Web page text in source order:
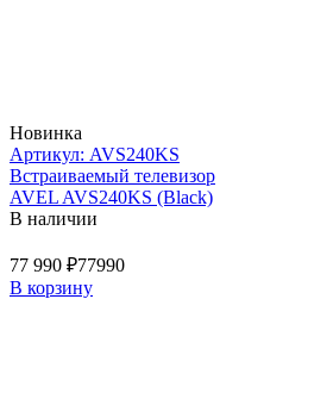
Новинка
Артикул: AVS240KS
Встраиваемый телевизор
AVEL AVS240KS (Black)
В наличии
77 990 ₽77990
В корзину